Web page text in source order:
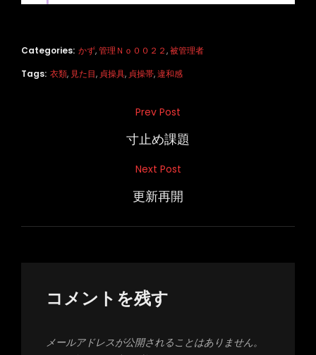
Categories: かず,管理Ｎｏ００２２,被管理者
Tags: 衣類, 見た目, 貞操具, 貞操帯,違和感
ー
Prev Post
寸止め課題
Next Post
更新再開
コメントを残す
メールアドレスが公開されることはありません。